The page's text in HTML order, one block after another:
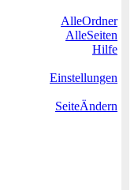
AlleOrdner
AlleSeiten
Hilfe
Einstellungen
SeiteÄndern